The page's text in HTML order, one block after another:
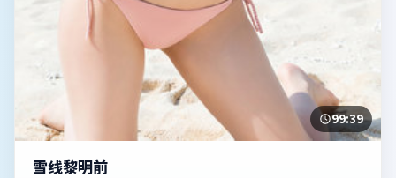
99:39
雪线黎明前